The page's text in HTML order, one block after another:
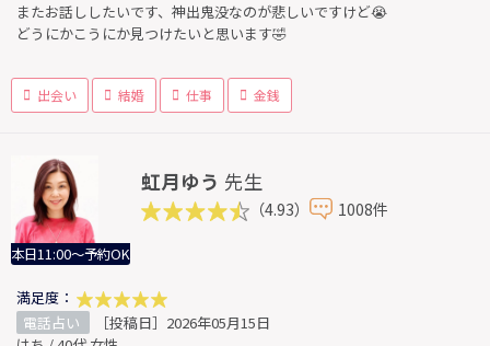
またお話ししたいです、神出鬼没なのが悲しいですけど😭
どうにかこうにか見つけたいと思います🤣
出会い 結婚 仕事 金銭
本日11:00～予約OK
虹月ゆう 先生
（4.93） 1008件
満足度：
電話占い
［投稿日］2026年05月15日